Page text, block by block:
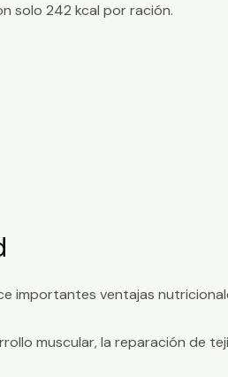
solo 242 kcal por ración.
importantes ventajas
muscular, la reparación de